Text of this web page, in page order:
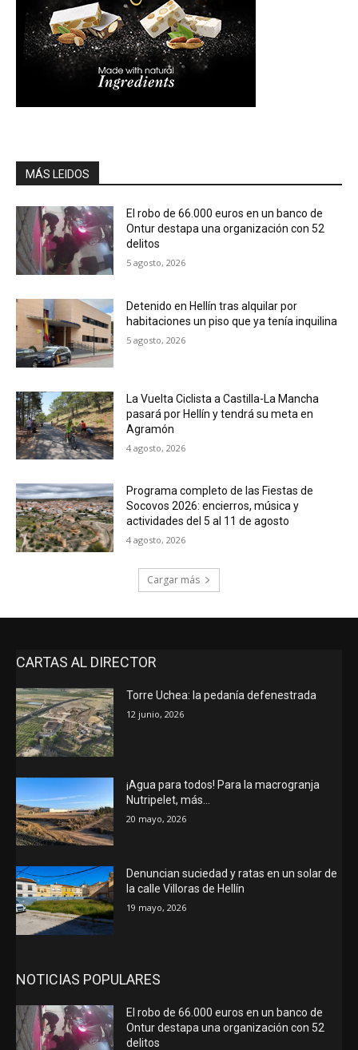
MÁS LEIDOS
El robo de 66.000 euros en un banco de
Ontur destapa una organización con 52
delitos
5 agosto, 2026
Detenido en Hellín tras alquilar por
habitaciones un piso que ya tenía inquilina
5 agosto, 2026
La Vuelta Ciclista a Castilla-La Mancha
pasará por Hellín y tendrá su meta en
Agramón
4 agosto, 2026
Programa completo de las Fiestas de
Socovos 2026: encierros, música y
actividades del 5 al 11 de agosto
4 agosto, 2026
Cargar más
CARTAS AL DIRECTOR
Torre Uchea: la pedanía defenestrada
12 junio, 2026
¡Agua para todos! Para la macrogranja
Nutripelet, más…
20 mayo, 2026
Denuncian suciedad y ratas en un solar de
la calle Villoras de Hellín
19 mayo, 2026
NOTICIAS POPULARES
El robo de 66.000 euros en un banco de
Ontur destapa una organización con 52
delitos